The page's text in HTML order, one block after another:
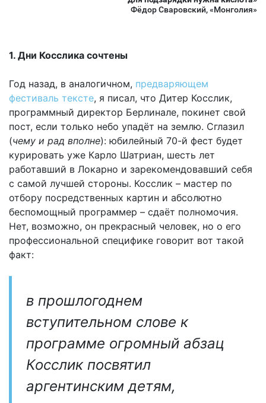
Фёдор Сваровский, «Монголия»
1. Дни Косслика сочтены
Год назад, в аналогичном, предваряющем
фестиваль тексте, я писал, что Дитер Косслик,
программный директор Берлинале, покинет свой
пост, если только небо упадёт на землю. Сглазил
(чему и рад вполне): юбилейный 70-й фест будет
курировать уже Карло Шатриан, шесть лет
работавший в Локарно и зарекомендовавший себя
с самой лучшей стороны. Косслик – мастер по
отбору посредственных картин и абсолютно
беспомощный программер – сдаёт полномочия.
Нет, возможно, он прекрасный человек, но о его
профессиональной специфике говорит вот такой
факт:
в прошлогоднем
вступительном слове к
программе огромный абзац
Косслик посвятил
аргентинским детям,